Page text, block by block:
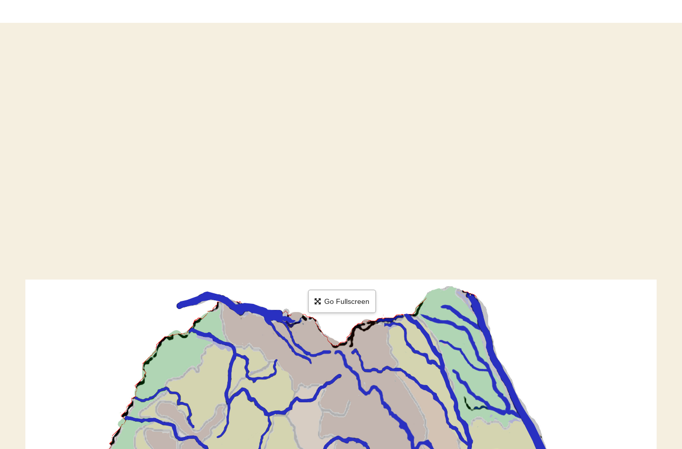
Go Fullscreen